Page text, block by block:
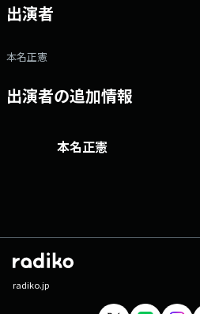
出演者
本名正憲
出演者の追加情報
本名正憲
radiko.jp